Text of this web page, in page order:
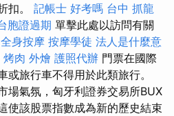
扣。 記帳士 好考嗎 台中 抓龍
胞證過期 單擊此處以訪問有關
全身按摩 按摩學徒 法人是什麼意
烤肉 外燴 護照代辦 門票在國際
旅行車不得用於此類旅行。
場氣氛，匈牙利證券交易所BUX
使該股票指數成為新的歷史結束